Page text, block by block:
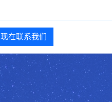
现在联系我们